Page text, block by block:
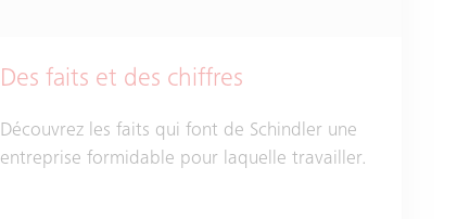
Des faits et des chiffres
Découvrez les faits qui font de Schindler une
entreprise formidable pour laquelle travailler.